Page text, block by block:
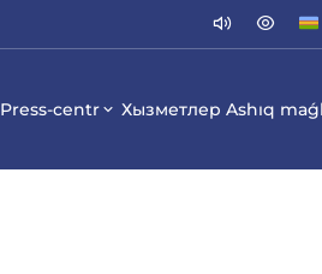
Press-centr Хызметлер Ashıq